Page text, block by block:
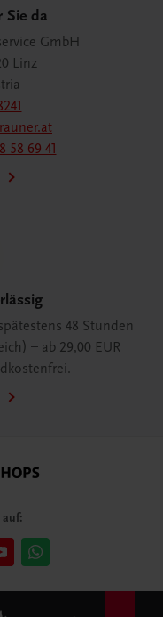
Sie da
GmbH
Linz
58 69 41
48 Stunden
– ab 29,00 EUR
auf: